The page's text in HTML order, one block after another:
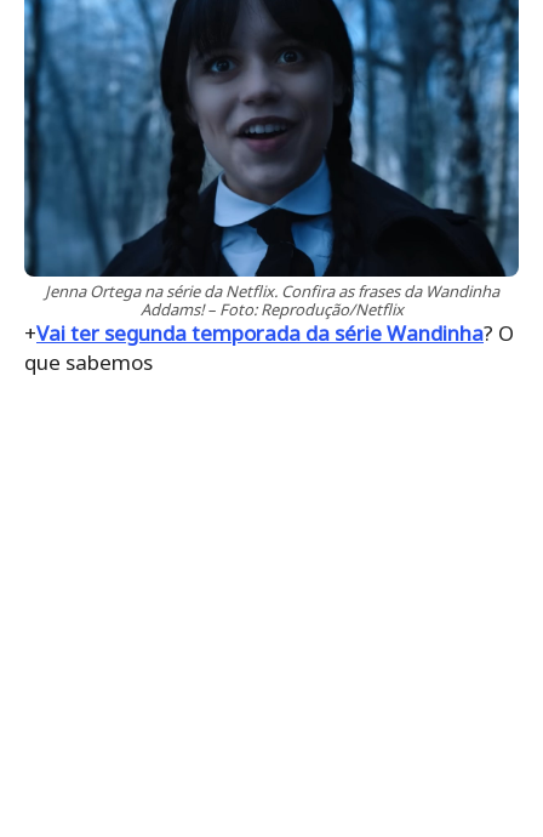
Jenna Ortega na série da Netflix. Confira as frases da Wandinha
Addams! – Foto: Reprodução/Netflix
+Vai ter segunda temporada da série Wandinha? O
que sabemos